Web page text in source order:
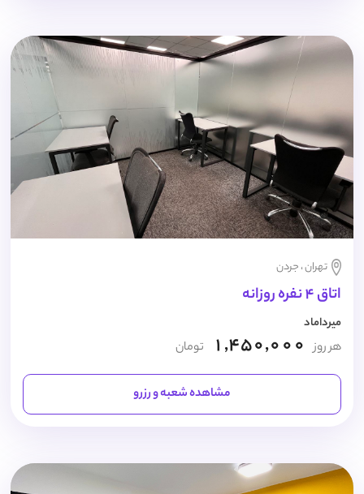
تهران ، جردن
اتاق 4 نفره روزانه
میرداماد
هر روز 1,450,000 تومان
مشاهده شعبه و رزرو